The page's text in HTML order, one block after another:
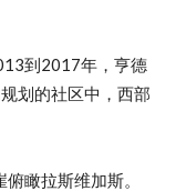
到2017年，亨德
划的社区中，西部
瞰拉斯维加斯。